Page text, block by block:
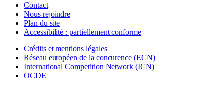
Contact
Nous rejoindre
Plan du site
Accessibilité : partiellement conforme
Crédits et mentions légales
Réseau européen de la concurence (ECN)
International Competition Network (ICN)
OCDE